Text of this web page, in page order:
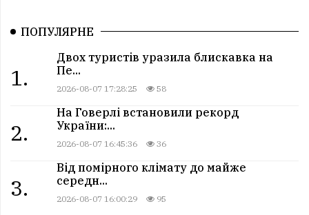
ПОПУЛЯРНЕ
1.
Двох туристів уразила блискавка на
Пе...
2026-08-07 17:28:25 58
2.
На Говерлі встановили рекорд
України:...
2026-08-07 16:45:36 36
3.
Від помірного клімату до майже
середн...
2026-08-07 16:00:29 95